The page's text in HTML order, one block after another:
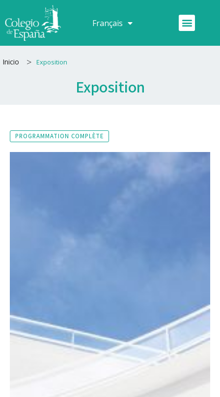
au
contenu
Français
Español Menu
Inicio > Exposition
Exposition
PROGRAMMATION COMPLÈTE